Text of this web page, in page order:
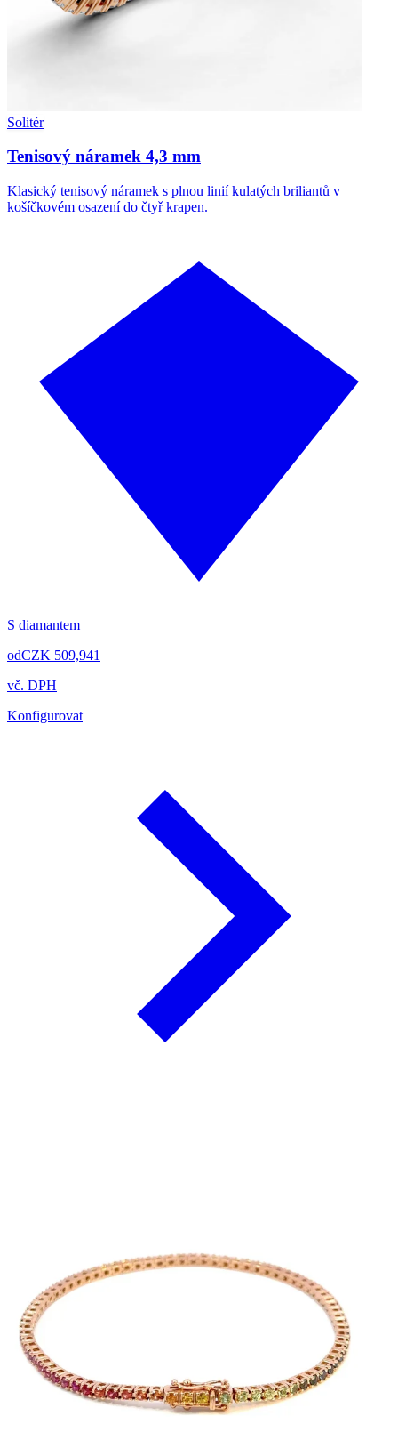
Solitér
Tenisový náramek 4,3 mm
Klasický tenisový náramek s plnou linií kulatých briliantů v
košíčkovém osazení do čtyř krapen.
S diamantem
odCZK 509,941
vč. DPH
Konfigurovat